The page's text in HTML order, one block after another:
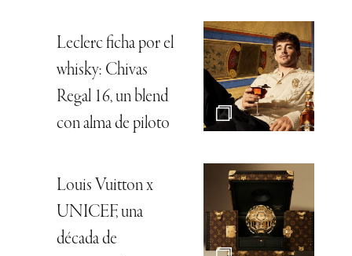
Leclerc ficha por el
whisky: Chivas
Regal 16, un blend
con alma de piloto
Louis Vuitton x
UNICEF, una
década de